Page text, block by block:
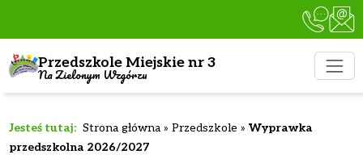
Przedszkole Miejskie nr 3
Na Zielonym Wzgórzu
Strona główna» Przedszkole » Wyprawka
przedszkolna 2026/2027